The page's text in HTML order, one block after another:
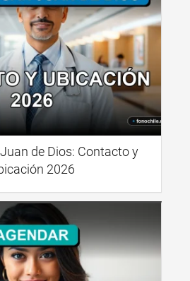
de Dios: Contacto y
2026